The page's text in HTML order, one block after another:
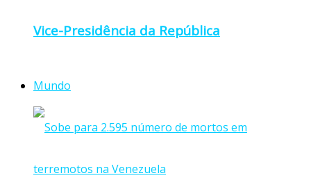
Vice-Presidência da República
Mundo